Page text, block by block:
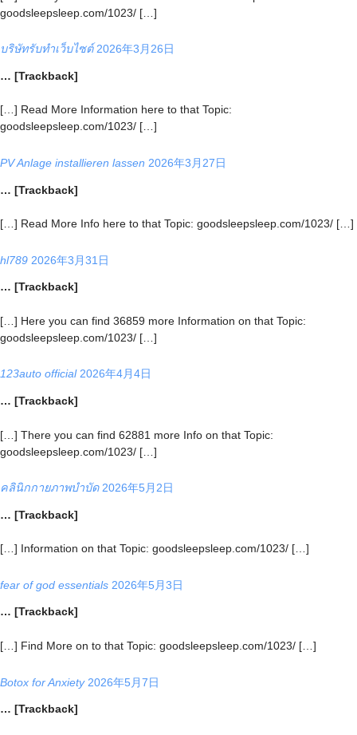
goodsleepsleep.com/1023/ […]
บริษัทรับทำเว็บไซต์ 2026年3月26日
… [Trackback]
[…] Read More Information here to that Topic:
goodsleepsleep.com/1023/ […]
PV Anlage installieren lassen 2026年3月27日
… [Trackback]
[…] Read More Info here to that Topic: goodsleepsleep.com/1023/ […]
hl789 2026年3月31日
… [Trackback]
[…] Here you can find 36859 more Information on that Topic:
goodsleepsleep.com/1023/ […]
123auto official 2026年4月4日
… [Trackback]
[…] There you can find 62881 more Info on that Topic:
goodsleepsleep.com/1023/ […]
คลินิกกายภาพบำบัด 2026年5月2日
… [Trackback]
[…] Information on that Topic: goodsleepsleep.com/1023/ […]
fear of god essentials 2026年5月3日
… [Trackback]
[…] Find More on to that Topic: goodsleepsleep.com/1023/ […]
Botox for Anxiety 2026年5月7日
… [Trackback]